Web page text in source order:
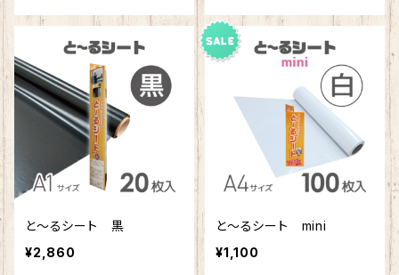
と〜るシート 黒
¥2,860
と〜るシート mini
¥1,100